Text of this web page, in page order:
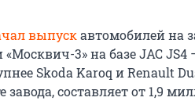
выпускавтомобилей на
3» на базе JAC
Skoda Karoq и Renault
завода, составляет от 1,9